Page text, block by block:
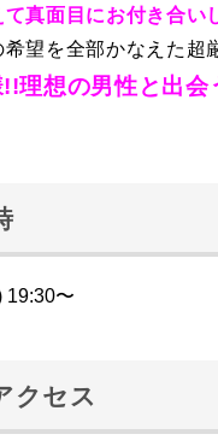
て真面目にお付き合
希望を全部かなえた
理想の男性と出会
19:30〜
クセス